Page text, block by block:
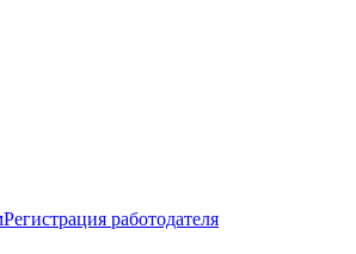
Регистрация работодателя